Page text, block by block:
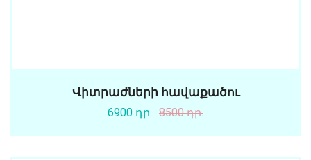
Վիտրաժների հավաքածու
6900 դր. 8500 դր.